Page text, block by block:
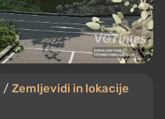
/ Zemljevidi in lokacije